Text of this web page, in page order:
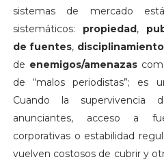
sistemas de mercado
sistemáticos: propiedad,
de fuentes, disciplinamiento
de enemigos/amenazas
de “malos periodistas”; es
Cuando la supervivencia
anunciantes, acceso a
corporativas o estabilidad
vuelven costosos de cubrir y